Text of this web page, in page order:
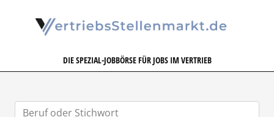
DIE SPEZIAL-JOBBÖRSE FÜR JOBS IM VERTRIEB